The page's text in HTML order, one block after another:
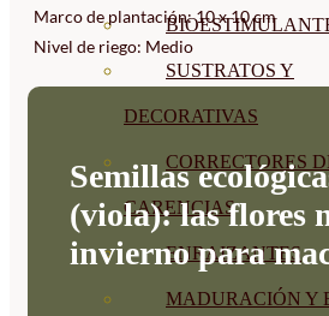
SUSTRATOS Y
DECORATIVAS
CORRECTORES
CARENCIAS
ENRAIZANTES
MADURACIÓN Y
Marco de plantación: 10 x 10 cm
Nivel de riego: Medio
Semillas
(viola): las flores
invierno para